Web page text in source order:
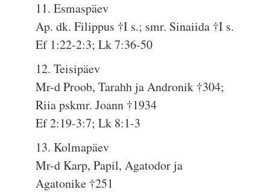
11. Esmaspäev
Ap. dk. Filippus †I s.; smr. Sinaiida †I s.
Ef 1:22-2:3; Lk 7:36-50
12. Teisipäev
Mr-d Proob, Tarahh ja Andronik †304;
Riia pskmr. Joann †1934
Ef 2:19-3:7; Lk 8:1-3
13. Kolmapäev
Mr-d Karp, Papil, Agatodor ja
Agatonike †251